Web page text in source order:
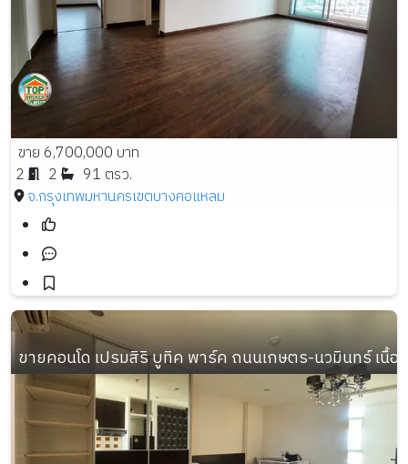
ขาย 6,700,000 บาท
2
2
91 ตรว.
จ.กรุงเทพมหานครเขตบางคอแหลม
ขายคอนโด เปรมสิริ บูทิค พาร์ค ถนนเกษตร-นวมินทร์ เนื้อ